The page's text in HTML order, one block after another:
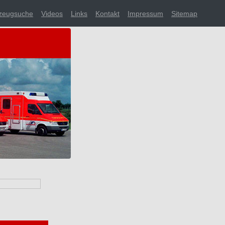
Videos Links Kontakt Impressum Sitemap